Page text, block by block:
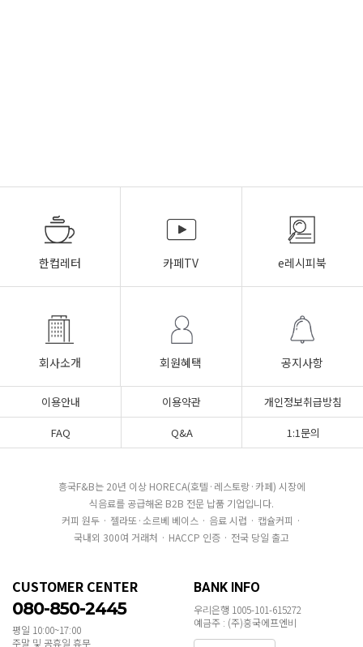
한컵레터 카페TV e레시피북
회사소개 회원혜택 공지사항
이용안내 이용약관
개인정보취급방침
FAQ
Q&A 1:1문의
흥국F&B는 20년 이상 HORECA(호텔·레스토랑·카페) 시장에
식음료를 공급해온 B2B 전문 납품 기업입니다.
커피 원두 · 젤라또·소르베 베이스 · 음료 시럽 · 캡슐커피 ·
국내외 300여 거래처 · HACCP 인증 · 전국 당일 출고
CUSTOMER CENTER
080-850-2445
평일 10:00~17:00
주말 및 공휴일 휴무
BANK INFO
우리은행 1005-101-615272
예금주 : (주)흥국에프엔비